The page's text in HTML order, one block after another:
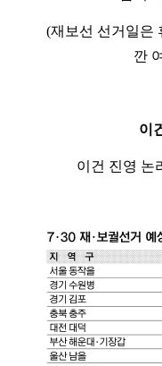
(재보선 선거일은
깐
이
이건 진영 논